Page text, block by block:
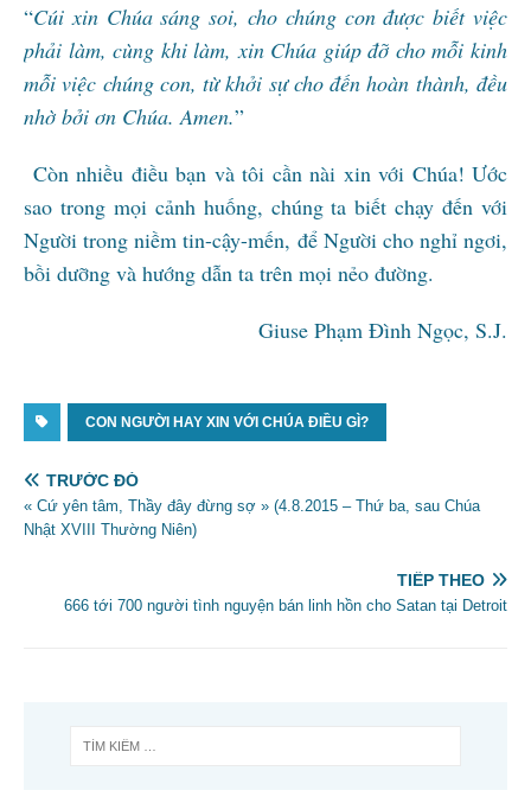
“Cúi xin Chúa sáng soi, cho chúng con được biết việc
phải làm, cùng khi làm, xin Chúa giúp đỡ cho mỗi kinh
mỗi việc chúng con, từ khởi sự cho đến hoàn thành, đều
nhờ bởi ơn Chúa. Amen.”
Còn nhiều điều bạn và tôi cần nài xin với Chúa! Ước
sao trong mọi cảnh huống, chúng ta biết chạy đến với
Người trong niềm tin-cậy-mến, để Người cho nghỉ ngơi,
bồi dưỡng và hướng dẫn ta trên mọi nẻo đường.
Giuse Phạm Đình Ngọc, S.J.
CON NGƯỜI HAY XIN VỚI CHÚA ĐIỀU GÌ?
TRƯỚC ĐÓ
« Cứ yên tâm, Thầy đây đừng sợ » (4.8.2015 – Thứ ba, sau Chúa
Nhật XVIII Thường Niên)
TIẾP THEO
666 tới 700 người tình nguyện bán linh hồn cho Satan tại Detroit